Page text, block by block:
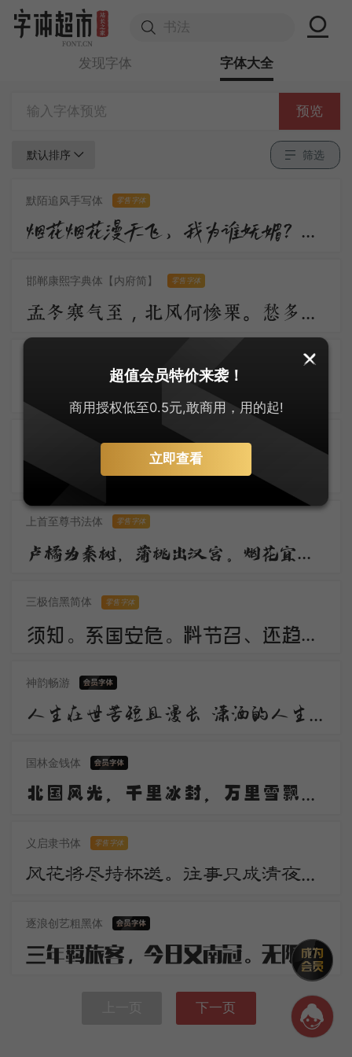
发现字体 字体大全
预览
默认排序 筛选
默陌追风手写体 零售字体
烟花烟花漫天飞，我为谁妩媚？不过是醉眼看花，花也醉。流沙流沙漫天飞，我为谁憔悴？不过是缘来缘散，缘如水。
邯郸康熙字典体【内府简】 零售字体
孟冬寒气至，北风何惨栗。愁多知夜长，仰观众星列。三五明月满，四五蟾兔缺。客从远方来，遗我一书札。上言长相思，下言久离别。置书怀袖中，三岁字不灭。一心抱区区，惧君不识察。
上首至尊书法体 零售字体
卢橘为秦树，蒲桃出汉宫。烟花宜落日，丝管醉春风。笛奏龙吟水，箫鸣凤下空。君王多乐事，还与万方同。
三极信黑简体 零售字体
须知。系国安危。料节召、还趋浴凤池。且代工施化，持钧播泽，置盂天下，此外何思。素卷书名，赤松游道，飙驭云軿仙可期。湖山美，有啼猿唳鹤，相望东归。
神韵畅游
人生在世苦短且漫长 潇洒的人生谁不倾情羡慕 潇洒 是一道醉人的风景 宛若美丽的音符自然流动 是人生内在气质的飘逸
国林金钱体
北国风光，千里冰封，万里雪飘。望长城内外，惟余莽莽；大河上下，顿失滔滔。山舞银蛇，原驰蜡象，欲与天公试比高。
义启隶书体 零售字体
风花将尽持杯送。往事只成清夜梦。莫更登楼。坐想行思已是愁。
逐浪创艺粗黑体
三年羁旅客，今日又南冠。无限河山泪，谁言天地宽。已知泉路近，欲别故乡难。毅魄归来日，灵旗空际看。
下一页
超值会员特价来袭！
商用授权低至0.5元,敢商用，用的起!
立即查看